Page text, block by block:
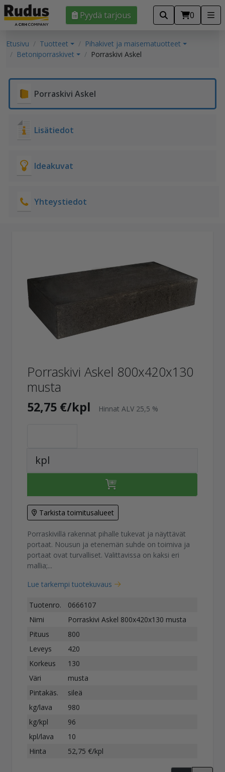
Pyydä tarjous 0
Etusivu Tuotteet
Pihakivet ja maisematuotteet
Betoniporraskivet
Porraskivi Askel
Porraskivi Askel
Lisätiedot
Ideakuvat
Yhteystiedot
Porraskivi Askel 800x420x130
musta
52,75 €/kpl Hinnat ALV 25,5 %
kpl
Tarkista toimitusalueet
Porraskivillä rakennat pihalle tukevat ja näyttävät
portaat. Nousun ja etenemän suhde on toimiva ja
portaat ovat turvalliset. Valittavissa on kaksi eri
mallia;...
Lue tarkempi tuotekuvaus
Tuotenro.
0666107
Nimi
Porraskivi Askel 800x420x130 musta
Pituus
800
Leveys
420
Korkeus
130
Väri
musta
Pintakäs.
sileä
kg/lava
980
kg/kpl
96
kpl/lava
10
Hinta
52,75 €/kpl